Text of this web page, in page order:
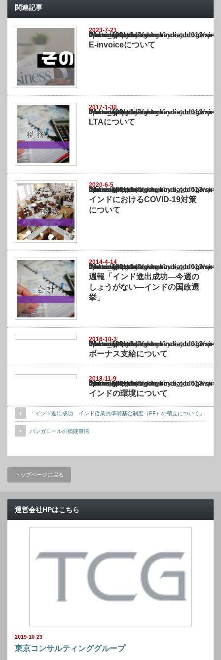
関連記事
2023-7-21
Warning
: Undefined array key "show_category" in
/home/netst/kuno-cpa.co.jp/public_html/india_blog/wp-content/themes/
on line183
E-invoiceについて
2017-1-30
Warning
: Undefined array key "show_category" in
/home/netst/kuno-cpa.co.jp/public_html/india_blog/wp-content/themes/
on line183
LTAについて
2020-6-5
Warning
: Undefined array key "show_category" in
/home/netst/kuno-cpa.co.jp/public_html/india_blog/wp-content/themes/
on line183
インドにおけるCOVID-19対策
について
2014-4-14
Warning
: Undefined array key "show_category" in
/home/netst/kuno-cpa.co.jp/public_html/india_blog/wp-content/themes/
on line183
週報「インド進出成功―今週の
しょうがない―インドの国政選
挙」
2016-10-3
Warning
: Undefined array key "show_category" in
/home/netst/kuno-cpa.co.jp/public_html/india_blog/wp-content/themes/
on line183
ボーナス支給について
2018-11-9
Warning
: Undefined array key "show_category" in
/home/netst/kuno-cpa.co.jp/public_html/india_blog/wp-content/themes/
on line183
インドの環境について
「インド進出成功 インド従業員準備基金制度（PF）の積立について」
バンガロールの病院事情
トップページに戻る
運営会社HPはこちら
2019-10-23
東京コンサルティンググループ